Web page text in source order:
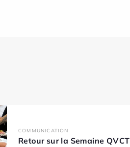
COMMUNICATION
Retour sur la Semaine QVCT